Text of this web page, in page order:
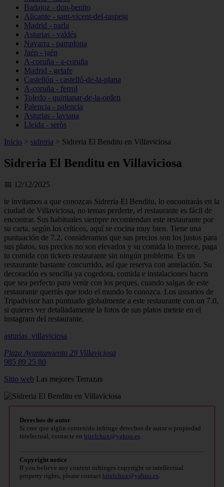
Badajoz - don-benito
Alicante - sant-vicent-del-raspeig
Madrid - parla
Asturias - valdés
Navarra - pamplona
Jaén - jaén
A-coruña - a-coruña
Madrid - getafe
Castellón - castelló-de-la-plana
A-coruña - ferrol
Toledo - quintanar-de-la-orden
Palencia - palencia
Asturias - laviana
Lleida - seròs
Inicio > sidreria > Sidreria El Benditu en Villaviciosa
Sidreria El Benditu en Villaviciosa
📅 12/12/2025
te invitamos a que conozcas Sidreria El Benditu, lo encontrarás en la
ciudad de Villaviciosa, no temas perderte, el restaurante es fácil de
encontrar. Sus habituales siempre recomiendan este restaurante por
su carta, según los críticos, aquí se cocina muy bien. Tiene una
puntuación de 7.2, consideramos que sus precios son los justos para
sus platos, sus precios no son elevados y su comida lo merece, paga
tu comida con tickets restaurante sin ningún problema. Es un
restaurante bastante concurrido, así que reserva con antelación. Su
decoración es sencilla ya cogedora, comida e instalaciones hacen
que sea perfecto para venir con los peques, cuando salgas de este
restaurante querrás que todo el mundo lo conozca. Los usuarios de
Tripadvisor han puntuado globalmente a este restaurante con un 7.0,
si quieres ver detalladamente la fotos de sus platos metete en el
instagram del restaurante.
asturias_villaviciosa
Plaza Ayuntamiento 29 Villaviciosa
985 89 25 80
Sitio web Las mejores Terrazas
Derechos de autor
Si cree que algún contenido infringe derechos de autor o propiedad
intelectual, contacte en bitelchux@yahoo.es
Copyright notice
If you believe any content infringes copyright or intellectual
property rights, please contact bitelchux@yahoo.es